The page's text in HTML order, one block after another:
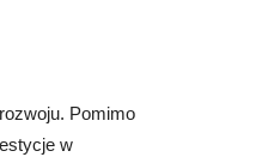
Pomimo
w